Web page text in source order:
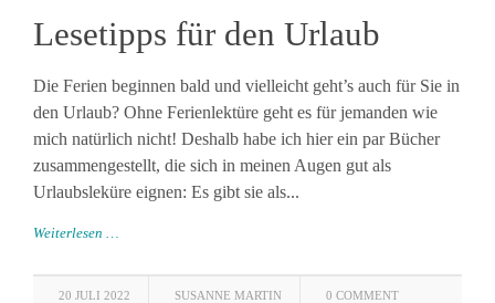
Lesetipps für den Urlaub
Die Ferien beginnen bald und vielleicht geht’s auch für Sie in
den Urlaub? Ohne Ferienlektüre geht es für jemanden wie
mich natürlich nicht! Deshalb habe ich hier ein par Bücher
zusammengestellt, die sich in meinen Augen gut als
Urlaubsleküre eignen: Es gibt sie als...
Weiterlesen …
20 JULI 2022 SUSANNE MARTIN 0 COMMENT